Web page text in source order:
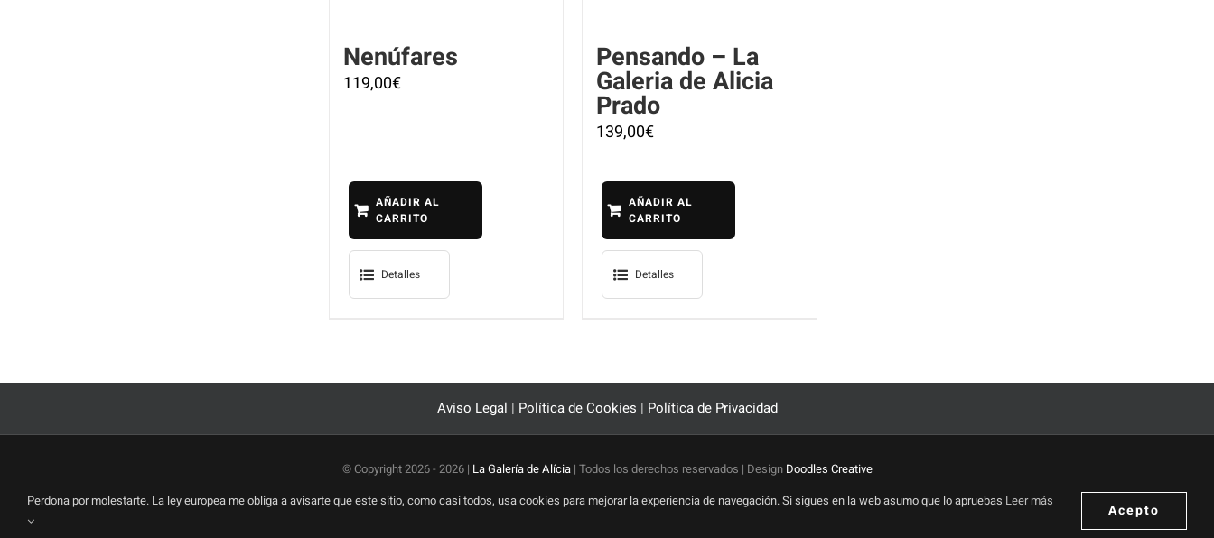
Nenúfares
119,00€
AÑADIR AL
CARRITO
Detalles
Pensando – La
Galeria de Alicia
Prado
139,00€
AÑADIR AL
CARRITO
Detalles
Aviso Legal | Política de Cookies | Política de Privacidad
© Copyright 2026 - 2026 | La Galería de Alícia| Todos los derechos reservados | Design Doodles Creative
Perdona por molestarte. La ley europea me obliga a avisarte que este sitio, como casi todos, usa cookies para mejorar la experiencia de navegación. Si sigues en la web asumo que lo apruebas Leer más
Acepto